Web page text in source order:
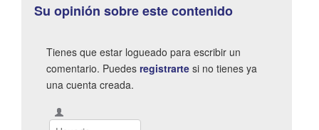
Su opinión sobre este contenido
Tienes que estar logueado para escribir un
comentario. Puedes registrarte si no tienes ya
una cuenta creada.